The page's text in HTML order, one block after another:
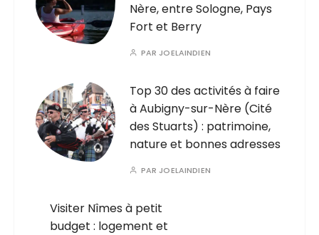
Nère, entre Sologne, Pays
Fort et Berry
PAR JOELAINDIEN
Top 30 des activités à faire
à Aubigny-sur-Nère (Cité
des Stuarts) : patrimoine,
nature et bonnes adresses
PAR JOELAINDIEN
Visiter Nîmes à petit
budget : logement et